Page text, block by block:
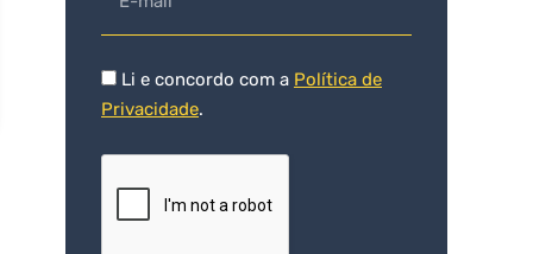
Li e concordo com a Política de
Privacidade.